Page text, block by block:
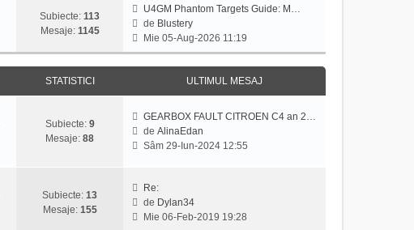
e
a
j
l
i
m
u
m
s
j
Subiecte: 113
Mesaje: 1145
U4GM Phantom Targets Guide: M…
de Blustery
V
i
t
m
s
Mie 05-Aug-2026 11:19
STATISTICI ULTIMUL MESAJ
Subiecte: 9
Mesaje: 88
GEARBOX FAULT CITROEN C4 an 2…
deAlinaEdan
V
l
Sâm 29-Iun-2024 12:55
Subiecte: 13
Mesaje: 155
Re:
de Dylan34
V
Mie 06-Feb-2019 19:28